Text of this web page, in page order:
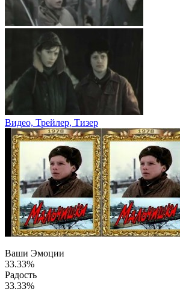
Видео, Трейлер, Тизер
Ваши Эмоции
33.33%
Радость
33.33%